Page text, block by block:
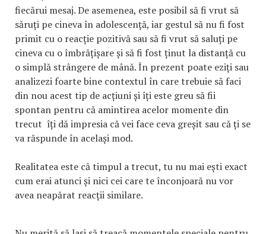
fiecărui mesaj. De asemenea, este posibil să fi vrut să
săruți pe cineva în adolescență, iar gestul să nu fi fost
primit cu o reacție pozitivă sau să fi vrut să saluți pe
cineva cu o îmbrățișare și să fi fost ținut la distanță cu
o simplă strângere de mână. În prezent poate eziți sau
analizezi foarte bine contextul în care trebuie să faci
din nou acest tip de acțiuni și îți este greu să fii
spontan pentru că amintirea acelor momente din
trecut îți dă impresia că vei face ceva greșit sau că ți se
va răspunde în același mod.
Realitatea este că timpul a trecut, tu nu mai ești exact
cum erai atunci și nici cei care te înconjoară nu vor
avea neapărat reacții similare.